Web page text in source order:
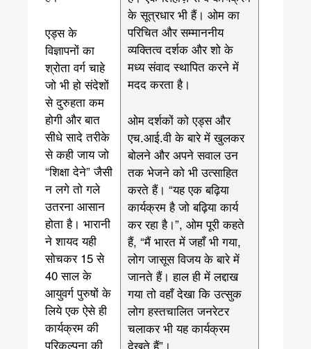
के सूत्रधार भी हैं। ओम का
परिचित और सम्माननीय
व्यक्तित्व दर्शक और शो के
मध्य संवाद स्थापित करने में
मदद करता है।
ओम दर्शकों को एड्स और
एच.आई.वी के बारे में खुलकर
बोलने और अपने सवाल उन
तक भेजने को भी उत्साहित
करते हैं। “यह एक बढ़िया
कार्यक्रम है जो बढ़िया कार्य
कर रहा है।”, ओम पूरी कहते
हैं, “मैं भारत में जहाँ भी गया,
लोग जासूस विजय के बारे में
जानते हैं। हाल ही में लद्दाख
गया तो वहाँ देखा कि उत्सुक
लोग हस्तचालित जनरेटर
चलाकर भी यह कार्यक्रम
देखते हैं”।
एड्स के
विज्ञापनों का
श्रोता वर्ग चाहे
जो भी हो संदेशों
से दुरुहता कम
होगी और बात
सीधे सादे तरीके
से कही जाय जो
“शिक्षा देने” जैसी
न लगे तो गले
उतरना आसान
होता है। भारानी
ने शायद यही
सोचकर 15‍‌‍‍‍‍‍ से
40 साल के
आयुवर्ग पुरुषों के
लिये एक ऐसे ही
कार्यक्रम की
परिकल्पना की